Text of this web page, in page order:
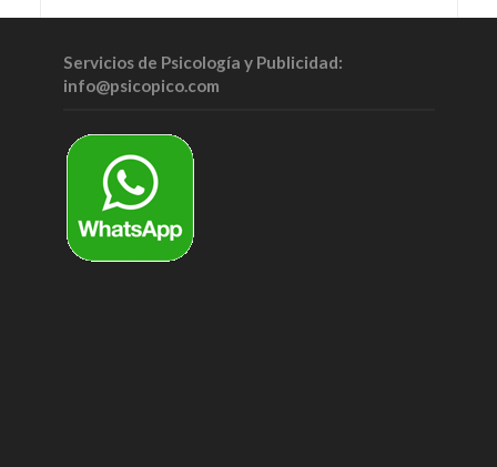
Servicios de Psicología y Publicidad:
info@psicopico.com